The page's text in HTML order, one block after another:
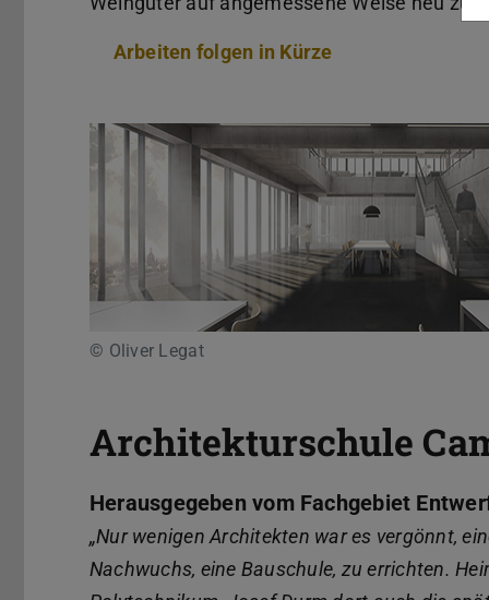
Arbeiten folgen in Kürze
© Oliver Legat
Architekturschule
Herausgegeben vom Fachgebiet
„Nur wenigen Architekten war es vergönnt,
Nachwuchs, eine Bauschule, zu errichten.